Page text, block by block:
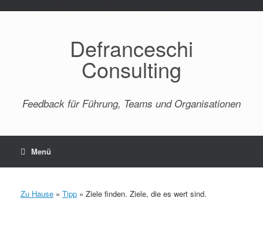
Defranceschi
Consulting
Feedback für Führung, Teams und Organisationen
Menü
Zu Hause » Tipp » Ziele finden. Ziele, die es wert sind.